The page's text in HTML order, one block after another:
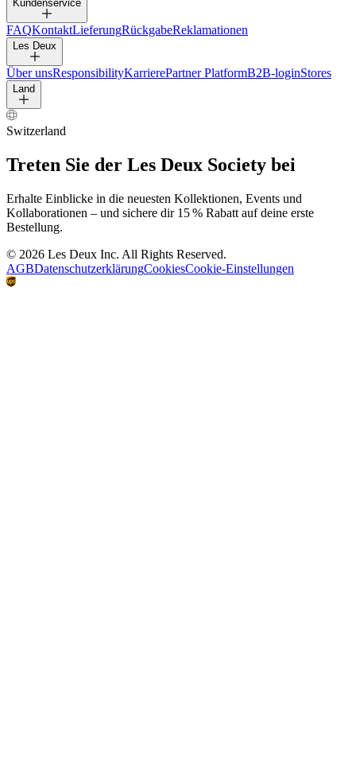
Kundenservice
FAQKontaktLieferungRückgabeReklamationen
Les Deux
Über unsResponsibilityKarrierePartner PlatformB2B-loginStores
Land
Switzerland
Treten Sie der Les Deux Society bei
Erhalte Einblicke in die neuesten Kollektionen, Events und
Kollaborationen – und sichere dir 15 % Rabatt auf deine erste
Bestellung.
© 2026 Les Deux Inc. All Rights Reserved.
AGBDatenschutzerklärungCookiesCookie-Einstellungen